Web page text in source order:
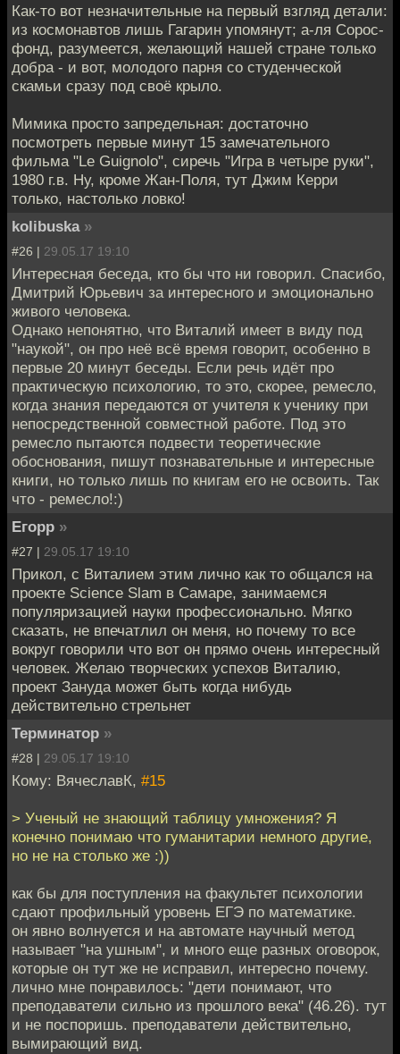
Как-то вот незначительные на первый взгляд детали:
из космонавтов лишь Гагарин упомянут; а-ля Сорос-
фонд, разумеется, желающий нашей стране только
добра - и вот, молодого парня со студенческой
скамьи сразу под своё крыло.
Мимика просто запредельная: достаточно
посмотреть первые минут 15 замечательного
фильма "Le Guignolo", сиречь "Игра в четыре руки",
1980 г.в. Ну, кроме Жан-Поля, тут Джим Керри
только, настолько ловко!
kolibuska »
#26 | 29.05.17 19:10
Интересная беседа, кто бы что ни говорил. Спасибо,
Дмитрий Юрьевич за интересного и эмоционально
живого человека.
Однако непонятно, что Виталий имеет в виду под
"наукой", он про неё всё время говорит, особенно в
первые 20 минут беседы. Если речь идёт про
практическую психологию, то это, скорее, ремесло,
когда знания передаются от учителя к ученику при
непосредственной совместной работе. Под это
ремесло пытаются подвести теоретические
обоснования, пишут познавательные и интересные
книги, но только лишь по книгам его не освоить. Так
что - ремесло!:)
Егорр »
#27 | 29.05.17 19:10
Прикол, с Виталием этим лично как то общался на
проекте Science Slam в Самаре, занимаемся
популяризацией науки профессионально. Мягко
сказать, не впечатлил он меня, но почему то все
вокруг говорили что вот он прямо очень интересный
человек. Желаю творческих успехов Виталию,
проект Зануда может быть когда нибудь
действительно стрельнет
Терминатор »
#28 | 29.05.17 19:10
Кому: ВячеславК, #15
> Ученый не знающий таблицу умножения? Я
конечно понимаю что гуманитарии немного другие,
но не на столько же :))
как бы для поступления на факультет психологии
сдают профильный уровень ЕГЭ по математике.
он явно волнуется и на автомате научный метод
называет "на ушным", и много еще разных оговорок,
которые он тут же не исправил, интересно почему.
лично мне понравилось: "дети понимают, что
преподаватели сильно из прошлого века" (46.26). тут
и не поспоришь. преподаватели действительно,
вымирающий вид.